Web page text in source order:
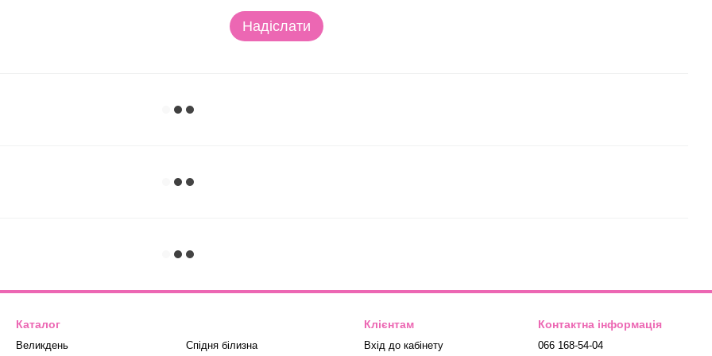
Надіслати
Каталог
Великдень Спідня білизна
Клієнтам
Вхід до кабінету
Контактна інформація
066 168-54-04